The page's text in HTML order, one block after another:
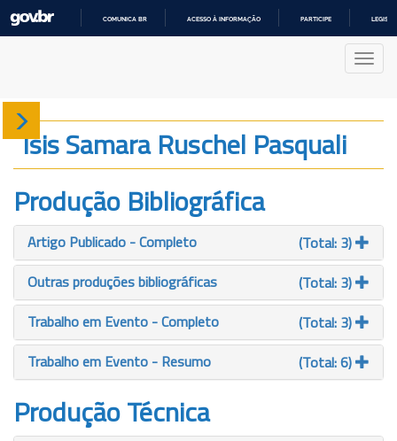
COMUNICA BR ACESSO À INFORMAÇÃO PARTICIPE
Sobre
Produção
Projetos
Gráficos
Isis Samara Ruschel Pasquali
Produção Bibliográfica
Artigo Publicado - Completo
(Total: 3)
Outras produções bibliográficas
(Total: 3)
Trabalho em Evento - Completo
(Total: 3)
Trabalho em Evento - Resumo
(Total: 6)
Produção Técnica